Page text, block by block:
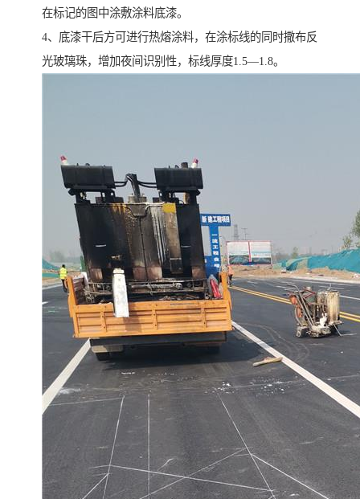
在标记的图中涂敷涂料底漆。
4、底漆干后方可进行热熔涂料，在涂标线的同时撒布反
光玻璃珠，增加夜间识别性，标线厚度1.5—1.8。